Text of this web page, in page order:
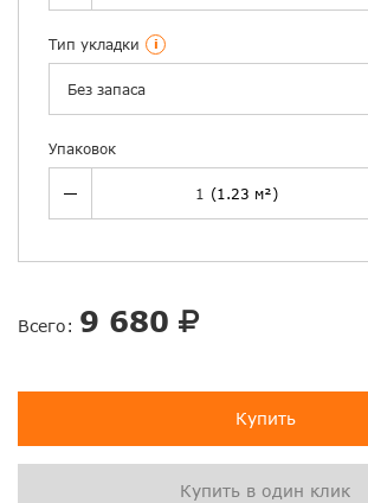
Тип укладки i
Без запаса
Упаковок
Всего: 9 680
Купить
Купить в один клик